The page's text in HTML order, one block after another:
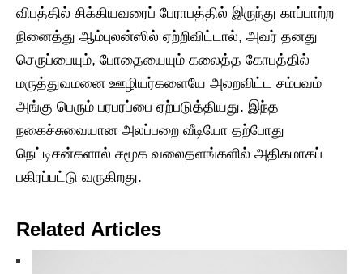
​விபத்தில் சிக்கியவரைப் பேராபத்தில் இருந்து காப்பாற்ற
நினைத்து ஆம்புலன்ஸில் ஏற்றிவிட்டால், அவர் தனது
செருப்பையும், போதையையும் கலைத்த கோபத்தில்
மருத்துவமனை ஊழியர்களையே அலறவிட்ட சம்பவம்
அங்கு பெரும் பரபரப்பை ஏற்படுத்தியது. இந்த
நகைச்சுவையான அலப்பறை வீடியோ தற்போது
நெட்டிசன்களால் சமூக வலைதளங்களில் அதிகமாகப்
பகிரப்பட்டு வருகிறது.
Related Articles